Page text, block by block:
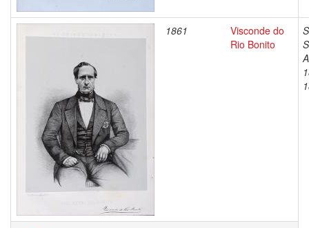
1861
Visconde do
Rio Bonito